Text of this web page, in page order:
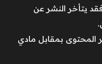
يتأخر النشر عن
المحتوى بمقابل مادي